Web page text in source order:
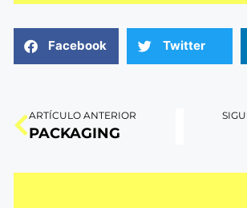
Facebook Twitter
ARTÍCULO ANTERIOR
PACKAGING